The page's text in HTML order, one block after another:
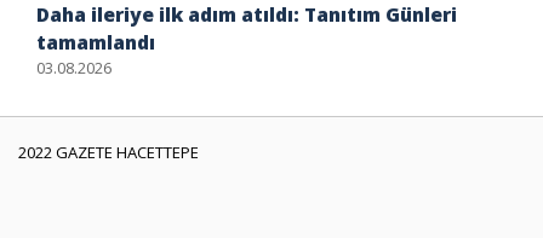
Daha ileriye ilk adım atıldı: Tanıtım Günleri
tamamlandı
03.08.2026
2022 GAZETE HACETTEPE